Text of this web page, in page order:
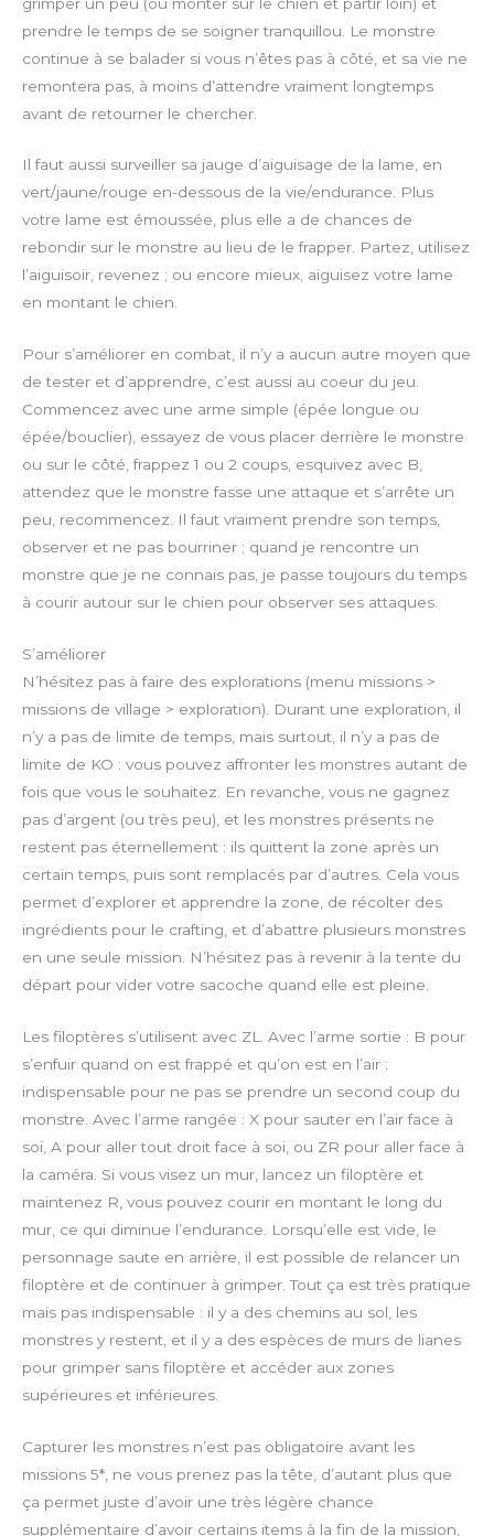
prendre le temps de se soigner tranquillou. Le monstre
continue à se balader si vous n’êtes pas à côté, et sa vie ne
remontera pas, à moins d’attendre vraiment longtemps
avant de retourner le chercher.
Il faut aussi surveiller sa jauge d’aiguisage de la lame, en
vert/jaune/rouge en-dessous de la vie/endurance. Plus
votre lame est émoussée, plus elle a de chances de
rebondir sur le monstre au lieu de le frapper. Partez, utilisez
l’aiguisoir, revenez ; ou encore mieux, aiguisez votre lame
en montant le chien.
Pour s’améliorer en combat, il n’y a aucun autre moyen que
de tester et d’apprendre, c’est aussi au coeur du jeu.
Commencez avec une arme simple (épée longue ou
épée/bouclier), essayez de vous placer derrière le monstre
ou sur le côté, frappez 1 ou 2 coups, esquivez avec B,
attendez que le monstre fasse une attaque et s’arrête un
peu, recommencez. Il faut vraiment prendre son temps,
observer et ne pas bourriner ; quand je rencontre un
monstre que je ne connais pas, je passe toujours du temps
à courir autour sur le chien pour observer ses attaques.
S’améliorer
N’hésitez pas à faire des explorations (menu missions >
missions de village > exploration). Durant une exploration, il
n’y a pas de limite de temps, mais surtout, il n’y a pas de
limite de KO : vous pouvez affronter les monstres autant de
fois que vous le souhaitez. En revanche, vous ne gagnez
pas d’argent (ou très peu), et les monstres présents ne
restent pas éternellement : ils quittent la zone après un
certain temps, puis sont remplacés par d’autres. Cela vous
permet d’explorer et apprendre la zone, de récolter des
ingrédients pour le crafting, et d’abattre plusieurs monstres
en une seule mission. N’hésitez pas à revenir à la tente du
départ pour vider votre sacoche quand elle est pleine.
Les filoptères s’utilisent avec ZL. Avec l’arme sortie : B pour
s’enfuir quand on est frappé et qu’on est en l’air :
indispensable pour ne pas se prendre un second coup du
monstre. Avec l’arme rangée : X pour sauter en l’air face à
soi, A pour aller tout droit face à soi, ou ZR pour aller face à
la caméra. Si vous visez un mur, lancez un filoptère et
maintenez R, vous pouvez courir en montant le long du
mur, ce qui diminue l’endurance. Lorsqu’elle est vide, le
personnage saute en arrière, il est possible de relancer un
filoptère et de continuer à grimper. Tout ça est très pratique
mais pas indispensable : il y a des chemins au sol, les
monstres y restent, et il y a des espèces de murs de lianes
pour grimper sans filoptère et accéder aux zones
supérieures et inférieures.
Capturer les monstres n’est pas obligatoire avant les
missions 5*, ne vous prenez pas la tête, d’autant plus que
ça permet juste d’avoir une très légère chance
supplémentaire d’avoir certains items à la fin de la mission,